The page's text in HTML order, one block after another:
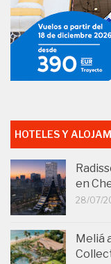
HOTELES Y
en
28/07/
Meliá